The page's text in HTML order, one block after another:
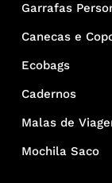
Garrafas
Canecas e
Ecobags
Cadernos
Malas de
Mochila Saco